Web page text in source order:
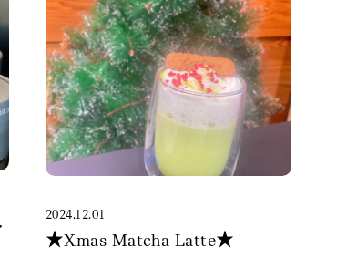
2024.12.01
★Xmas Matcha Latte★